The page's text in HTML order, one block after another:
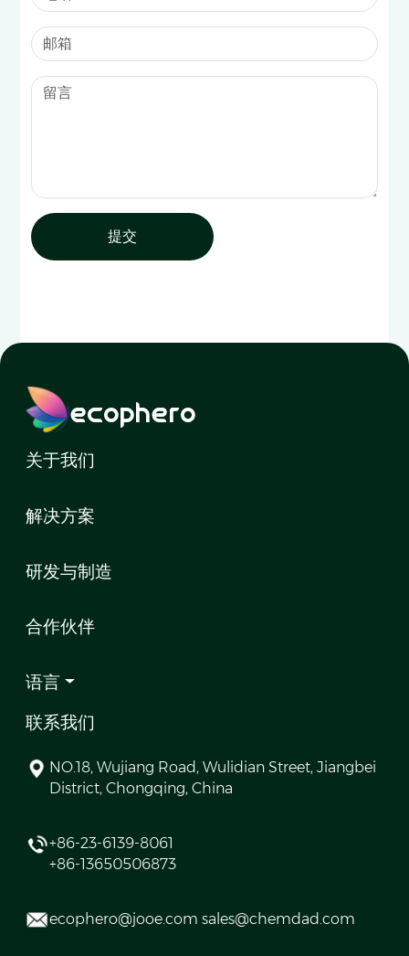
提交
ecophero
关于我们
解决方案
研发与制造
合作伙伴
语言
联系我们
NO.18, Wujiang Road, Wulidian Street, Jiangbei
District, Chongqing, China
+86-23-6139-8061
+86-13650506873
ecophero@jooe.com sales@chemdad.com